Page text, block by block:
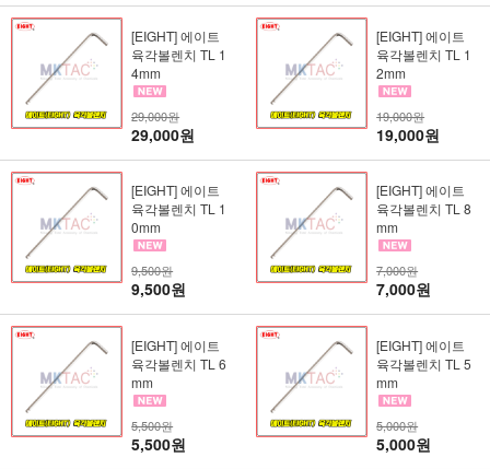
[EIGHT] 에이트
육각볼렌치 TL 1
4mm
29,000원
29,000원
[EIGHT] 에이트
육각볼렌치 TL 1
2mm
19,000원
19,000원
[EIGHT] 에이트
육각볼렌치 TL 1
0mm
9,500원
9,500원
[EIGHT] 에이트
육각볼렌치 TL 8
mm
7,000원
7,000원
[EIGHT] 에이트
육각볼렌치 TL 6
mm
5,500원
5,500원
[EIGHT] 에이트
육각볼렌치 TL 5
mm
5,000원
5,000원